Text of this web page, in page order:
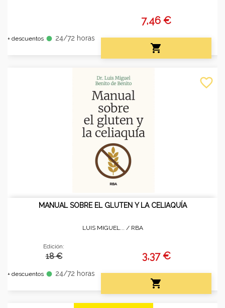
+ descuentos fiber_manual_record 24/72 horas
7,46 €

MANUAL SOBRE EL GLUTEN Y LA CELIAQUÍA
LUIS MIGUEL... / RBA
Edición:
18 €
+ descuentos fiber_manual_record 24/72 horas
3,37 €

favorite_border